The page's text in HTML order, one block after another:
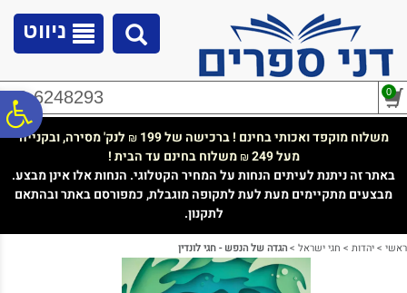
נגישות
ניווט
02-6248293 0
משלוח מוקפד ואכותי בחינם ! ברכישה של 199 ₪ לנק' מסירה, ובקנייה
מעל 249
₪משלוח בחינם עד הבית !
באתר זה ניתנת לעיתים הנחות על המחיר הקטלוגי. הנחות אלו אינן מבצע.
מבצעים מתקיימים מעת לעת לתקופה מוגבלת, כמפורסם באתר ובהתאם
לתקנון.
ראשי >יהדות > חגי ישראל >הגדה של הנפש - חגי לונדין